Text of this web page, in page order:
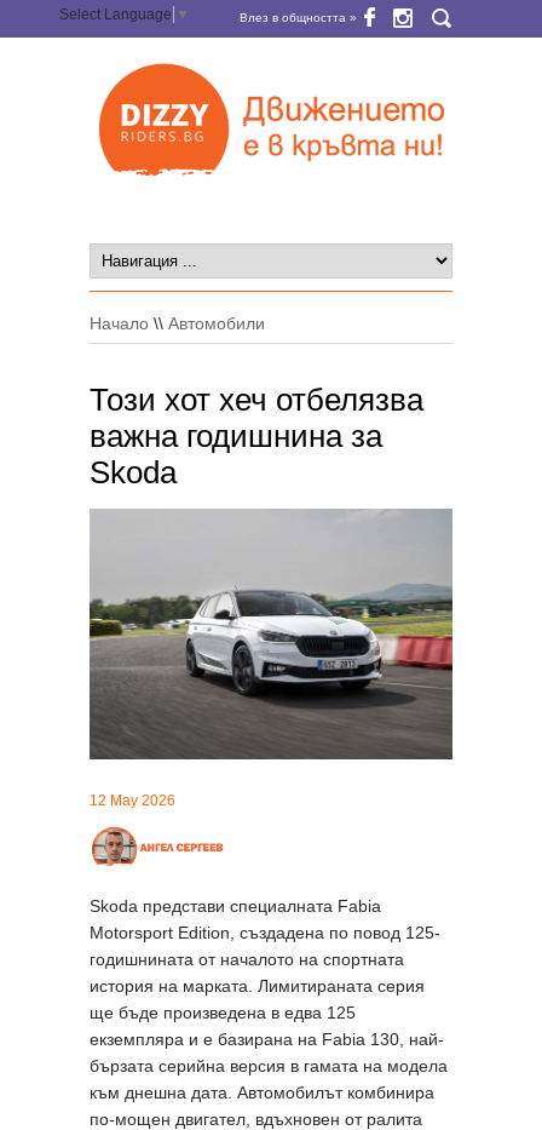
Select Language ▼ Влез в общността »
Начало \\ Автомобили
Този хот хеч отбелязва
важна годишнина за
Skoda
12 May 2026
Skoda представи специалната Fabia
Motorsport Edition, създадена по повод 125-
годишнината от началото на спортната
история на марката. Лимитираната серия
ще бъде произведена в едва 125
екземпляра и е базирана на Fabia 130, най-
бързата серийна версия в гамата на модела
към днешна дата. Автомобилът комбинира
по-мощен двигател, вдъхновен от ралита